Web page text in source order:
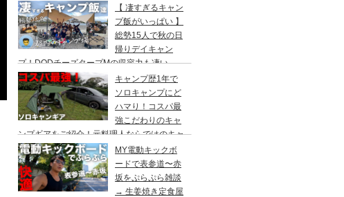
グ→ ランチはカレー食べに六本木のCoCo壱
番屋へ
【 凄すぎるキャン
プ飯がいっぱい 】
総勢15人で秋の日
帰りデイキャン
プ！DODチーズタープMの収容力も凄い。
都内のキャンプ場”秋川橋河川公園バーベキ
ューランド”
キャンプ歴1年で
ソロキャンプにど
ハマり！コスパ最
強こだわりのキャ
ンプギアをご紹介！元料理人ならではのキャ
ンプ飯も堪能。今回は、千葉県一番星キャン
プ場で雨キャンプでソログルキャンプ。
MY電動キックボ
ードで表参道〜赤
坂をぷらぷら雑談
→ 生姜焼き定食屋